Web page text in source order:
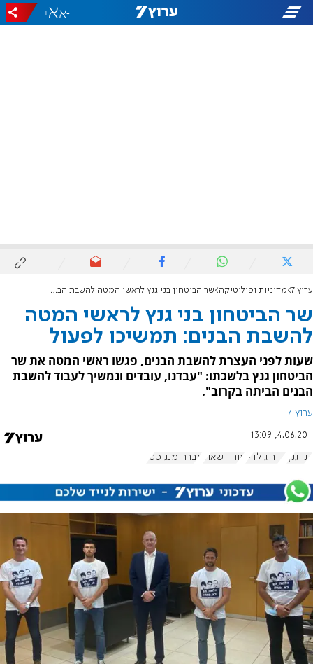
-
+
ערוץ 7 מדיניות ופוליטיקה שר הביטחון בני גנץ לראשי המטה להשבת הבנים: תמשיכו לפעול
שר הביטחון בני גנץ לראשי המטה
להשבת הבנים: תמשיכו לפעול
שעות לפני העצרת להשבת הבנים, פגשו ראשי המטה את שר
הביטחון גנץ בלשכתו: "עבדנו, עובדים ונמשיך לעבוד להשבת
הבנים הביתה בקרוב".
ערוץ 7
4.06.20, 13:09
בני גנץ הדר גולדין אורון שאול אברה מנגיסטו